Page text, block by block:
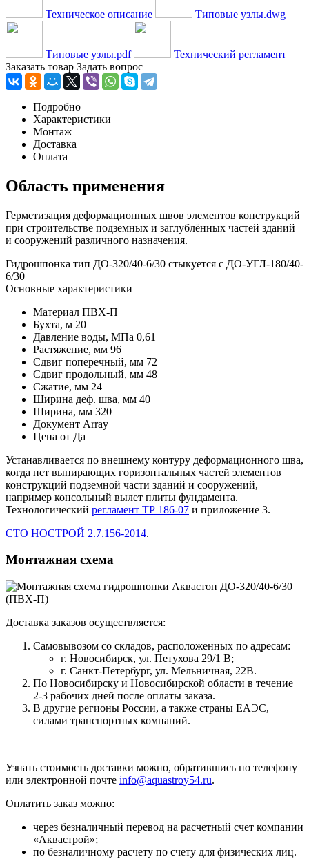
Техническое описание Типовые узлы.dwg
Типовые узлы.pdf
Технический регламент
Заказать товар Задать вопрос
Подробно
Характеристики
Монтаж
Доставка
Оплата
Область применения
Герметизация деформационных швов элементов конструкций
при строительстве подземных и заглублённых частей зданий
и сооружений различного назначения.
Гидрошпонка тип ДО-320/40-6/30 стыкуется с ДО-УГЛ-180/40-
6/30
Основные характеристики
Материал ПВХ-П
Бухта, м 20
Давление воды, МПа 0,61
Растяжение, мм 96
Сдвиг поперечный, мм 72
Сдвиг продольный, мм 48
Сжатие, мм 24
Ширина деф. шва, мм 40
Ширина, мм 320
Документ Array
Цена от Да
Устанавливается по внешнему контуру деформационного шва,
когда нет выпирающих горизонтальных частей элементов
конструкций подземной части зданий и сооружений,
например консольный вылет плиты фундамента.
Технологический регламент ТР 186-07 и приложение 3.
СТО НОСТРОЙ 2.7.156-2014.
Монтажная схема
Доставка заказов осуществляется:
Самовывозом со складов, расположенных по адресам:
г. Новосибирск, ул. Петухова 29/1 В;
г. Санкт-Петербург, ул. Мельничная, 22В.
По Новосибирску и Новосибирской области в течение
2-3 рабочих дней после оплаты заказа.
В другие регионы России, а также страны ЕАЭС,
силами транспортных компаний.
Узнать стоимость доставки можно, обратившись по телефону
или электронной почте info@aquastroy54.ru.
Оплатить заказ можно:
через безналичный перевод на расчетный счет компании
«Аквастрой»;
по безналичному расчету по счету для физических лиц.